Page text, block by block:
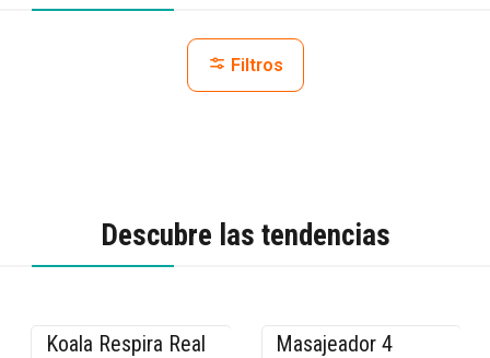
Filtros
Descubre las tendencias
Koala Respira Real
Masajeador 4